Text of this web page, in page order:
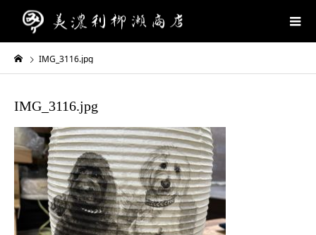
IMG_3116.jpg
IMG_3116.jpg